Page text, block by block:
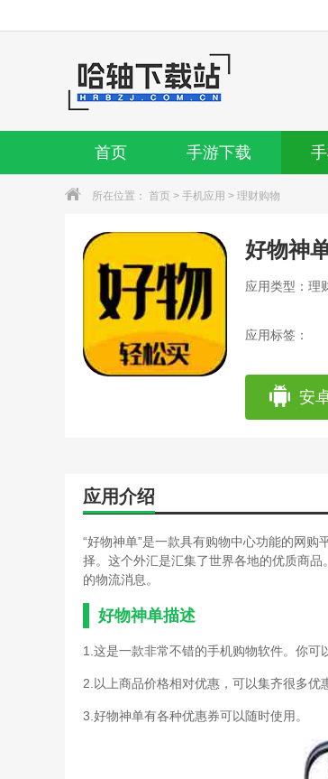
首页 手游下载
所在位置： 首页 > 手机应用 > 理财购物
好物神
应用类型：理
应用标签：
安
应用介绍
“好物神单”是一款具有购物中心功能的网
择。这个外汇是汇集了世界各地的优质商
的物流消息。
好物神单描述
1.这是一款非常不错的手机购物软件。你可
2.以上商品价格相对优惠，可以集齐很多优
3.好物神单有各种优惠券可以随时使用。